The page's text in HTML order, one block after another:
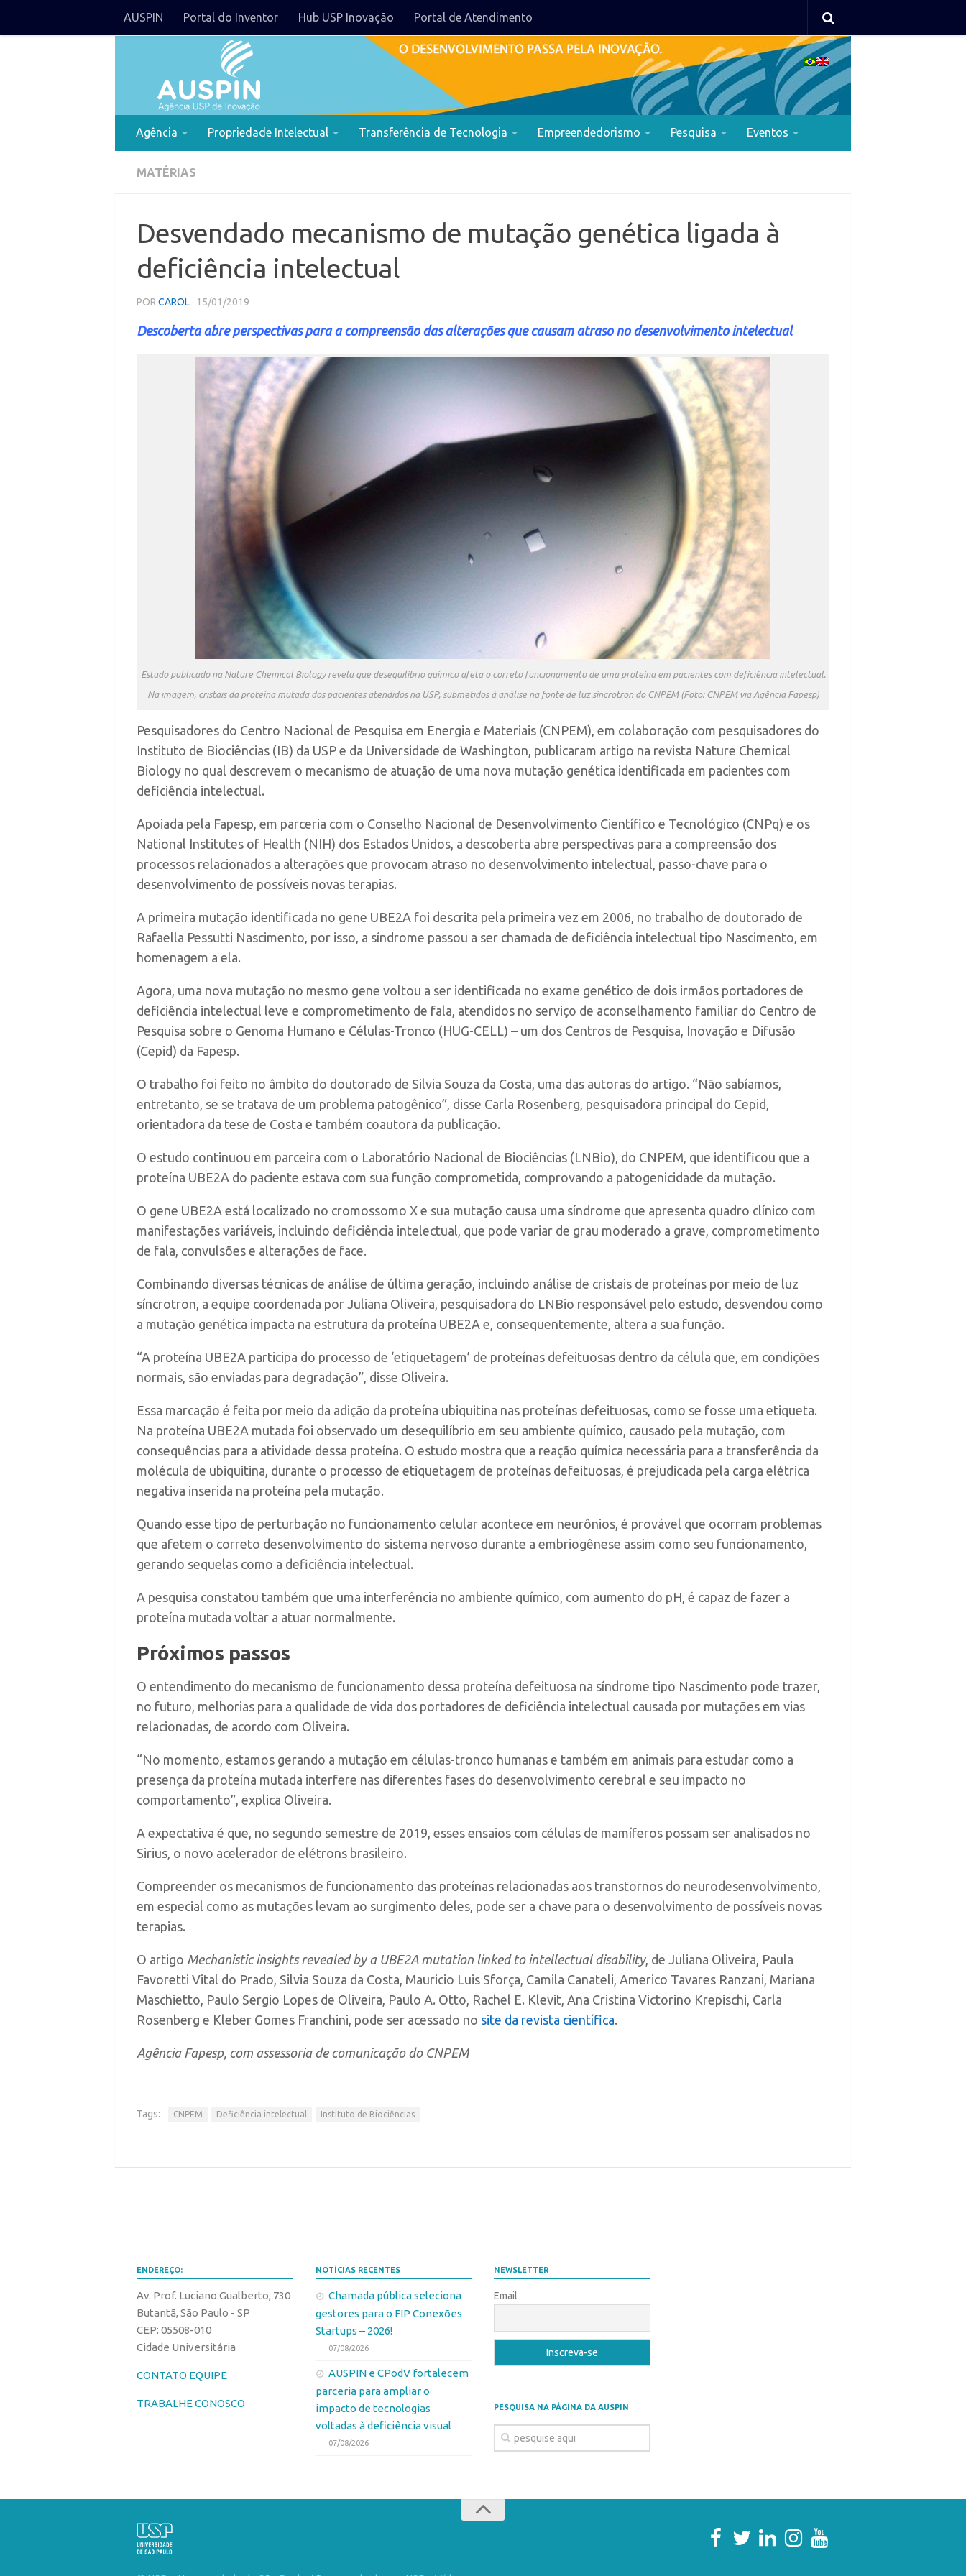
AUSPIN Portal do Inventor Hub USP Inovação Portal de Atendimento
Agência Propriedade Intelectual Transferência de Tecnologia Empreendedorismo Pesquisa Eventos
MATÉRIAS
Desvendado mecanismo de mutação genética ligada à
deficiência intelectual
POR CAROL · 15/01/2019
Descoberta abre perspectivas para a compreensão das alterações que causam atraso no desenvolvimento intelectual
Estudo publicado na Nature Chemical Biology revela que desequilíbrio químico afeta o correto funcionamento de uma proteína em pacientes com deficiência intelectual.
Na imagem, cristais da proteína mutada dos pacientes atendidos na USP, submetidos à análise na fonte de luz síncrotron do CNPEM (Foto: CNPEM via Agência Fapesp)
Pesquisadores do Centro Nacional de Pesquisa em Energia e Materiais (CNPEM), em colaboração com pesquisadores do
Instituto de Biociências (IB) da USP e da Universidade de Washington, publicaram artigo na revista Nature Chemical
Biology no qual descrevem o mecanismo de atuação de uma nova mutação genética identificada em pacientes com
deficiência intelectual.
Apoiada pela Fapesp, em parceria com o Conselho Nacional de Desenvolvimento Científico e Tecnológico (CNPq) e os
National Institutes of Health (NIH) dos Estados Unidos, a descoberta abre perspectivas para a compreensão dos
processos relacionados a alterações que provocam atraso no desenvolvimento intelectual, passo-chave para o
desenvolvimento de possíveis novas terapias.
A primeira mutação identificada no gene UBE2A foi descrita pela primeira vez em 2006, no trabalho de doutorado de
Rafaella Pessutti Nascimento, por isso, a síndrome passou a ser chamada de deficiência intelectual tipo Nascimento, em
homenagem a ela.
Agora, uma nova mutação no mesmo gene voltou a ser identificada no exame genético de dois irmãos portadores de
deficiência intelectual leve e comprometimento de fala, atendidos no serviço de aconselhamento familiar do Centro de
Pesquisa sobre o Genoma Humano e Células-Tronco (HUG-CELL) – um dos Centros de Pesquisa, Inovação e Difusão
(Cepid) da Fapesp.
O trabalho foi feito no âmbito do doutorado de Silvia Souza da Costa, uma das autoras do artigo. “Não sabíamos,
entretanto, se se tratava de um problema patogênico”, disse Carla Rosenberg, pesquisadora principal do Cepid,
orientadora da tese de Costa e também coautora da publicação.
O estudo continuou em parceira com o Laboratório Nacional de Biociências (LNBio), do CNPEM, que identificou que a
proteína UBE2A do paciente estava com sua função comprometida, comprovando a patogenicidade da mutação.
O gene UBE2A está localizado no cromossomo X e sua mutação causa uma síndrome que apresenta quadro clínico com
manifestações variáveis, incluindo deficiência intelectual, que pode variar de grau moderado a grave, comprometimento
de fala, convulsões e alterações de face.
Combinando diversas técnicas de análise de última geração, incluindo análise de cristais de proteínas por meio de luz
síncrotron, a equipe coordenada por Juliana Oliveira, pesquisadora do LNBio responsável pelo estudo, desvendou como
a mutação genética impacta na estrutura da proteína UBE2A e, consequentemente, altera a sua função.
“A proteína UBE2A participa do processo de ‘etiquetagem’ de proteínas defeituosas dentro da célula que, em condições
normais, são enviadas para degradação”, disse Oliveira.
Essa marcação é feita por meio da adição da proteína ubiquitina nas proteínas defeituosas, como se fosse uma etiqueta.
Na proteína UBE2A mutada foi observado um desequilíbrio em seu ambiente químico, causado pela mutação, com
consequências para a atividade dessa proteína. O estudo mostra que a reação química necessária para a transferência da
molécula de ubiquitina, durante o processo de etiquetagem de proteínas defeituosas, é prejudicada pela carga elétrica
negativa inserida na proteína pela mutação.
Quando esse tipo de perturbação no funcionamento celular acontece em neurônios, é provável que ocorram problemas
que afetem o correto desenvolvimento do sistema nervoso durante a embriogênese assim como seu funcionamento,
gerando sequelas como a deficiência intelectual.
A pesquisa constatou também que uma interferência no ambiente químico, com aumento do pH, é capaz de fazer a
proteína mutada voltar a atuar normalmente.
Próximos passos
O entendimento do mecanismo de funcionamento dessa proteína defeituosa na síndrome tipo Nascimento pode trazer,
no futuro, melhorias para a qualidade de vida dos portadores de deficiência intelectual causada por mutações em vias
relacionadas, de acordo com Oliveira.
“No momento, estamos gerando a mutação em células-tronco humanas e também em animais para estudar como a
presença da proteína mutada interfere nas diferentes fases do desenvolvimento cerebral e seu impacto no
comportamento”, explica Oliveira.
A expectativa é que, no segundo semestre de 2019, esses ensaios com células de mamíferos possam ser analisados no
Sirius, o novo acelerador de elétrons brasileiro.
Compreender os mecanismos de funcionamento das proteínas relacionadas aos transtornos do neurodesenvolvimento,
em especial como as mutações levam ao surgimento deles, pode ser a chave para o desenvolvimento de possíveis novas
terapias.
O artigo Mechanistic insights revealed by a UBE2A mutation linked to intellectual disability, de Juliana Oliveira, Paula
Favoretti Vital do Prado, Silvia Souza da Costa, Mauricio Luis Sforça, Camila Canateli, Americo Tavares Ranzani, Mariana
Maschietto, Paulo Sergio Lopes de Oliveira, Paulo A. Otto, Rachel E. Klevit, Ana Cristina Victorino Krepischi, Carla
Rosenberg e Kleber Gomes Franchini, pode ser acessado no site da revista científica.
Agência Fapesp, com assessoria de comunicação do CNPEM
Tags: CNPEM Deficiência intelectual Instituto de Biociências
ENDEREÇO:
Av. Prof. Luciano Gualberto, 730
Butantã, São Paulo - SP
CEP: 05508-010
Cidade Universitária
CONTATO EQUIPE
TRABALHE CONOSCO
NOTÍCIAS RECENTES
Chamada pública seleciona
gestores para o FIP Conexões
Startups – 2026!
07/08/2026
AUSPIN e CPodV fortalecem
parceria para ampliar o
impacto de tecnologias
voltadas à deficiência visual
07/08/2026
NEWSLETTER
Email
PESQUISA NA PÁGINA DA AUSPIN